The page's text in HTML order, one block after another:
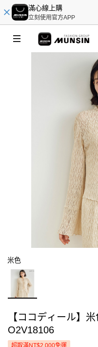
滿心線上購
立刻使用官方APP
米色
【ココディール】
O2V18106
超取滿NT$2,000免運